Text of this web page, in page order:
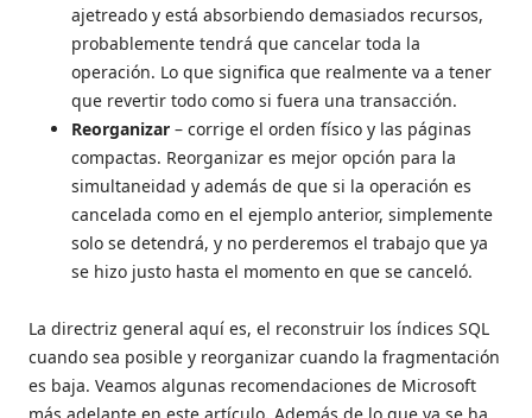
ajetreado y está absorbiendo demasiados recursos,
probablemente tendrá que cancelar toda la
operación. Lo que significa que realmente va a tener
que revertir todo como si fuera una transacción.
Reorganizar – corrige el orden físico y las páginas
compactas. Reorganizar es mejor opción para la
simultaneidad y además de que si la operación es
cancelada como en el ejemplo anterior, simplemente
solo se detendrá, y no perderemos el trabajo que ya
se hizo justo hasta el momento en que se canceló.
La directriz general aquí es, el reconstruir los índices SQL
cuando sea posible y reorganizar cuando la fragmentación
es baja. Veamos algunas recomendaciones de Microsoft